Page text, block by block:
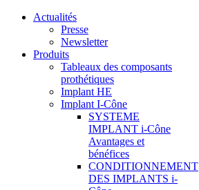
Actualités
Presse
Newsletter
Produits
Tableaux des composants
prothétiques
Implant HE
Implant I-Cône
SYSTEME
IMPLANT i-Cône
Avantages et
bénéfices
CONDITIONNEMENT
DES IMPLANTS i-